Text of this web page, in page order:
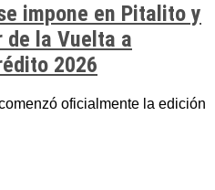
impone en Pitalito y
la Vuelta a
2026
oficialmente la edición